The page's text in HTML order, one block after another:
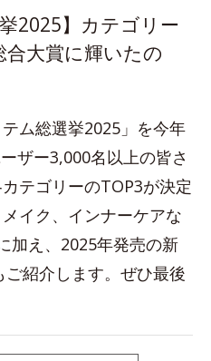
2025】カテゴリー
合大賞に輝いたの
ム総選挙2025」を今年
ザー3,000名以上の皆さ
テゴリーのTOP3が決定
イク、インナーケアな
加え、2025年発売の新
紹介します。ぜひ最後